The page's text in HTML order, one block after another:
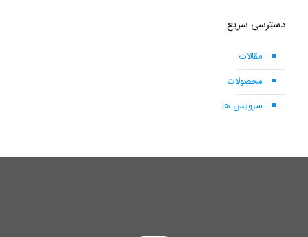
دسترسی سریع
مقالات
محصولات
سرویس ها